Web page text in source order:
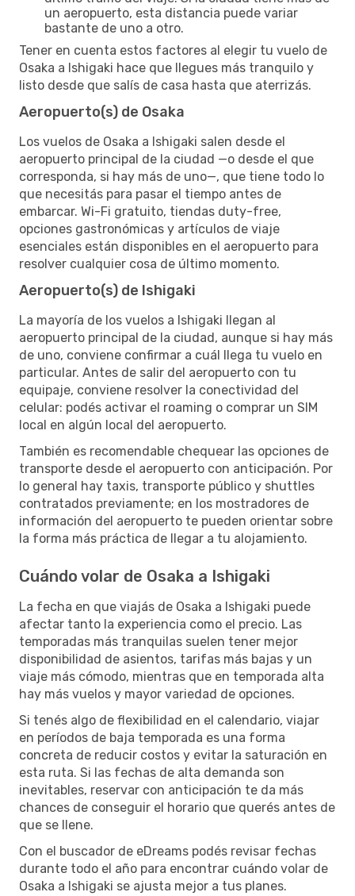
un aeropuerto, esta distancia puede variar
bastante de uno a otro.
Tener en cuenta estos factores al elegir tu vuelo de
Osaka a Ishigaki hace que llegues más tranquilo y
listo desde que salís de casa hasta que aterrizás.
Aeropuerto(s) de Osaka
Los vuelos de Osaka a Ishigaki salen desde el
aeropuerto principal de la ciudad —o desde el que
corresponda, si hay más de uno—, que tiene todo lo
que necesitás para pasar el tiempo antes de
embarcar. Wi-Fi gratuito, tiendas duty-free,
opciones gastronómicas y artículos de viaje
esenciales están disponibles en el aeropuerto para
resolver cualquier cosa de último momento.
Aeropuerto(s) de Ishigaki
La mayoría de los vuelos a Ishigaki llegan al
aeropuerto principal de la ciudad, aunque si hay más
de uno, conviene confirmar a cuál llega tu vuelo en
particular. Antes de salir del aeropuerto con tu
equipaje, conviene resolver la conectividad del
celular: podés activar el roaming o comprar un SIM
local en algún local del aeropuerto.
También es recomendable chequear las opciones de
transporte desde el aeropuerto con anticipación. Por
lo general hay taxis, transporte público y shuttles
contratados previamente; en los mostradores de
información del aeropuerto te pueden orientar sobre
la forma más práctica de llegar a tu alojamiento.
Cuándo volar de Osaka a Ishigaki
La fecha en que viajás de Osaka a Ishigaki puede
afectar tanto la experiencia como el precio. Las
temporadas más tranquilas suelen tener mejor
disponibilidad de asientos, tarifas más bajas y un
viaje más cómodo, mientras que en temporada alta
hay más vuelos y mayor variedad de opciones.
Si tenés algo de flexibilidad en el calendario, viajar
en períodos de baja temporada es una forma
concreta de reducir costos y evitar la saturación en
esta ruta. Si las fechas de alta demanda son
inevitables, reservar con anticipación te da más
chances de conseguir el horario que querés antes de
que se llene.
Con el buscador de eDreams podés revisar fechas
durante todo el año para encontrar cuándo volar de
Osaka a Ishigaki se ajusta mejor a tus planes.